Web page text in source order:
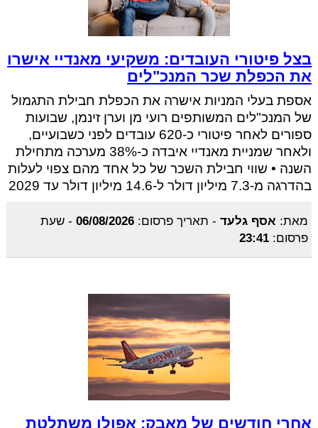
בצל פיטורי העובדים: משקיעי מאנדיי אישרו
את הכפלת שכר המנכ"לים
אספת בעלי המניות אישרה את הכפלת חבילת התגמול
של המנכ"לים המשותפים רועי מן וערן זינמן, שבועות
ספורים לאחר פיטורי כ-620 עובדים לפני כשבועיים,
ולאחר שמניית מאנדיי איבדה כ-38% מערכה מתחילת
השנה • שווי חבילת השכר של כל אחד מהם צפוי לעלות
בהדרגה מ-7.3 מיליון דולר ל-14.6 מיליון דולר עד 2029
מאת: אסף גלעד- תאריך פרסום: 06/08/2026
- שעת
פרסום: 23:41
אחרי חודשים של מאבק: אפולו משתלטת